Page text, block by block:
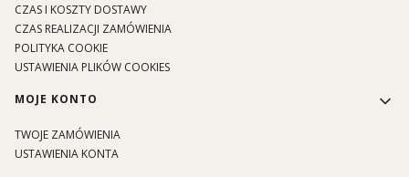
CZAS I KOSZTY DOSTAWY
CZAS REALIZACJI ZAMÓWIENIA
POLITYKA COOKIE
USTAWIENIA PLIKÓW COOKIES
MOJE KONTO
TWOJE ZAMÓWIENIA
USTAWIENIA KONTA